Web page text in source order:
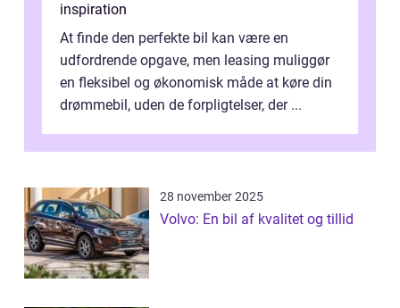
inspiration
At finde den perfekte bil kan være en
udfordrende opgave, men leasing muliggør
en fleksibel og økonomisk måde at køre din
drømmebil, uden de forpligtelser, der ...
28 november 2025
Volvo: En bil af kvalitet og tillid